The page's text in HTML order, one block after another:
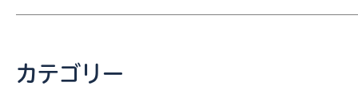
カテゴリー